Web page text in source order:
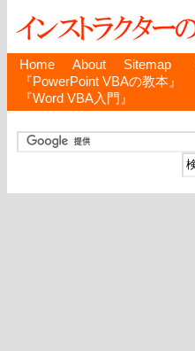
Home About Sitemap
『PowerPoint VBAの教本』
『Word VBA入門』